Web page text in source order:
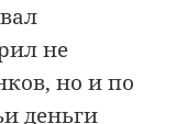
не
но и по
деньги